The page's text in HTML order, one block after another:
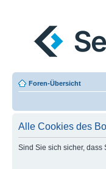
Foren-Übersicht
Alle Cookies des
Sind Sie sich sicher,